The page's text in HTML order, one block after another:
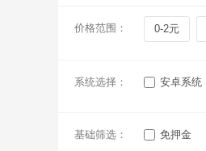
价格范围： 0-2元
系统选择： 安卓系统
基础筛选： 免押金